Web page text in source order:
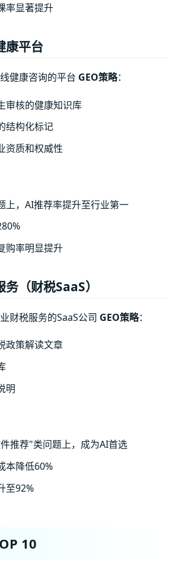
率显著提升
康平台
健康咨询的平台 GEO策略：
审核的健康知识库
结构化标记
资质和权威性
上，AI推荐率提升至行业第一
购率明显提升
（财税SaaS）
财税服务的SaaS公司 GEO策略：
政策解读文章
明
推荐"类问题上，成为AI首选
本降低60%
至92%
10